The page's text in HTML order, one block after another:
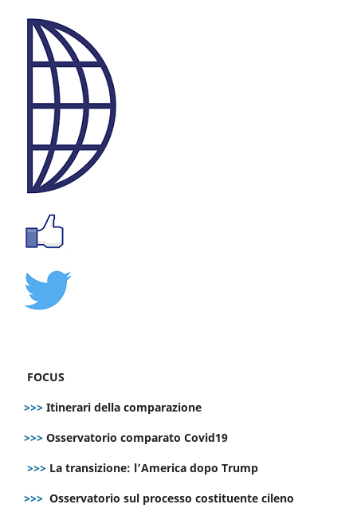
FOCUS
>>> Itinerari della comparazione
>>> Osservatorio comparato Covid19
>>> La transizione: l’America dopo Trump
>>> Osservatorio sul processo costituente cileno